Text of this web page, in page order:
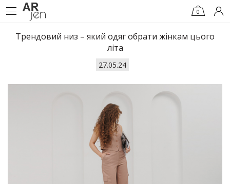
0
Трендовий низ – який одяг обрати жінкам цього
літа
27.05.24